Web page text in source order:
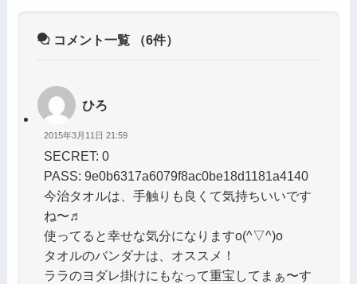
コメント一覧 （6件）
ひろ
2015年3月11日 21:59
SECRET: 0
PASS: 9e0b6317a6079f8ac0be18d1181a4140
今治タオルは、手触りも良くて気持ちいいです
ね〜♬
使ってると幸せな気分になりますo(^▽^)o
タオルのバンダナは、オススメ！
ララのヨダレ掛けにもなって重宝してまぁ〜す